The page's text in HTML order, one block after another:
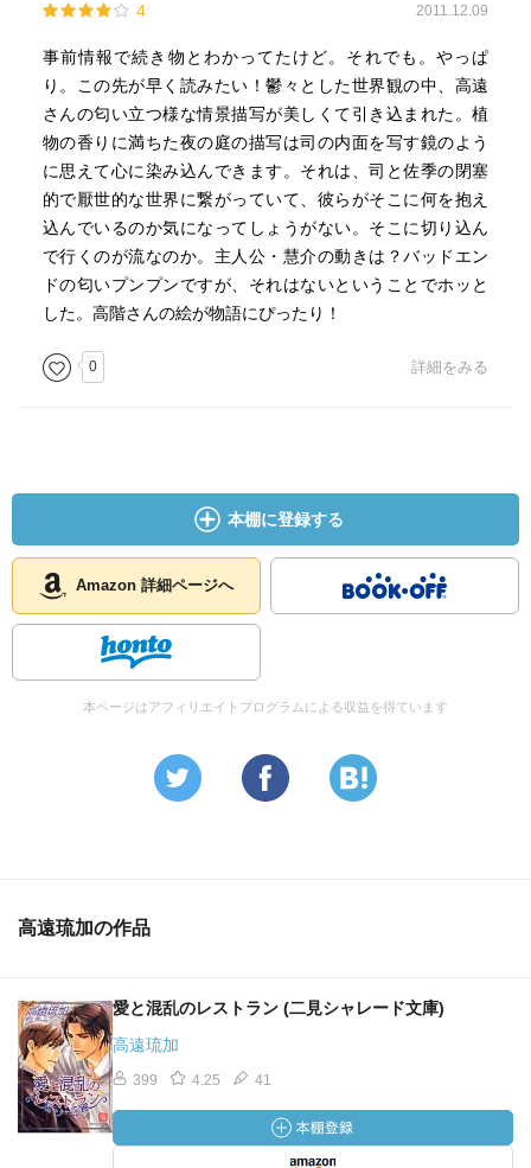
4 2011.12.09
事前情報で続き物とわかってたけど。それでも。やっぱ
り。この先が早く読みたい！鬱々とした世界観の中、高遠
さんの匂い立つ様な情景描写が美しくて引き込まれた。植
物の香りに満ちた夜の庭の描写は司の内面を写す鏡のよう
に思えて心に染み込んできます。それは、司と佐季の閉塞
的で厭世的な世界に繋がっていて、彼らがそこに何を抱え
込んでいるのか気になってしょうがない。そこに切り込ん
で行くのが流なのか。主人公・慧介の動きは？バッドエン
ドの匂いプンプンですが、それはないということでホッと
した。高階さんの絵が物語にぴったり！
0 詳細をみる
本棚に登録する
Amazon 詳細ページへ
本ページはアフィリエイトプログラムによる収益を得ています
高遠琉加の作品
愛と混乱のレストラン (二見シャレード文庫)
高遠琉加
399 4.25 41